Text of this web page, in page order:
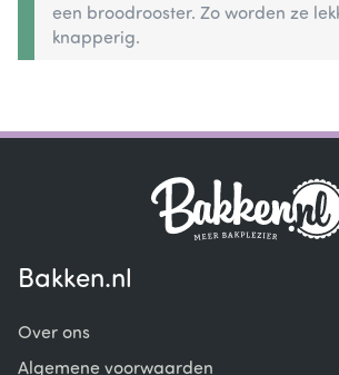
een broodrooster. Zo worden ze
knapperig.
Bakken.nl
Over ons
Algemene voorwaarden